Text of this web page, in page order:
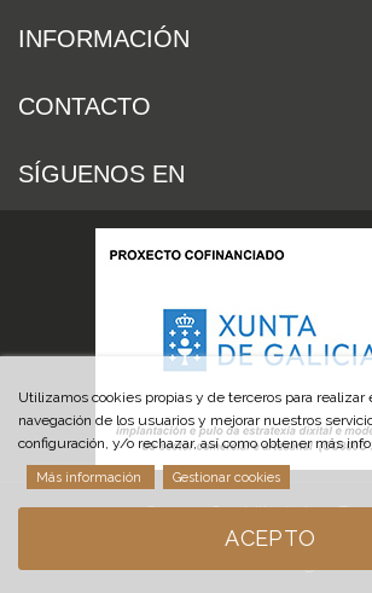
INFORMACIÓN
CONTACTO
SÍGUENOS EN
Utilizamos cookies propias y de terceros para realizar
navegación de los usuarios y mejorar nuestros
configuración, y/o rechazar, así como obtener más
Más información Gestionar cookies
ACEPTO
© 2019 Cuchillería Las